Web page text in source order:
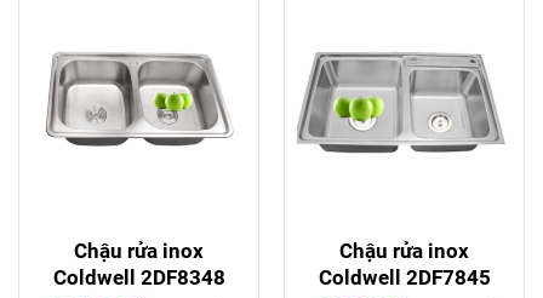
Chậu rửa inox
Coldwell 2DF8348
Chậu rửa inox
Coldwell 2DF7845